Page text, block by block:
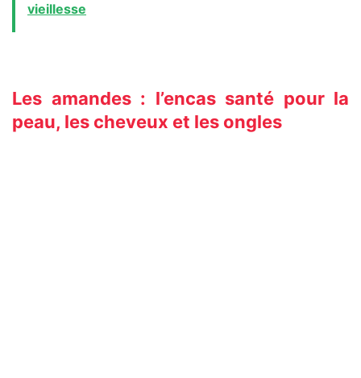
vieillesse
Les amandes : l’encas santé pour la
peau, les cheveux et les ongles